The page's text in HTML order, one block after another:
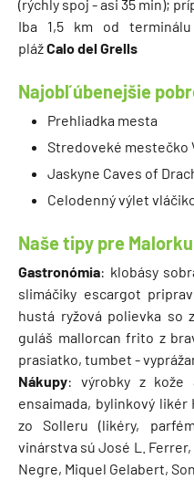
(rýchly spoj - asi 35 min);
Iba 1,5 km od
plážCalo del Grells
Najobľúbenejšie
Prehliadka mesta
Stredoveké mestečko
Jaskyne Caves of
Celodenný výlet
Naše tipy pre Malorku
Gastronómia: klobásy
slimáčiky escargot
hustá ryžová polievka so
guláš mallorcan frito z
prasiatko, tumbet -
Nákupy: výrobky z kože
ensaimada, bylinkový
zo Solleru (likéry,
vinárstva sú José L.
Negre, Miquel Gelabert,